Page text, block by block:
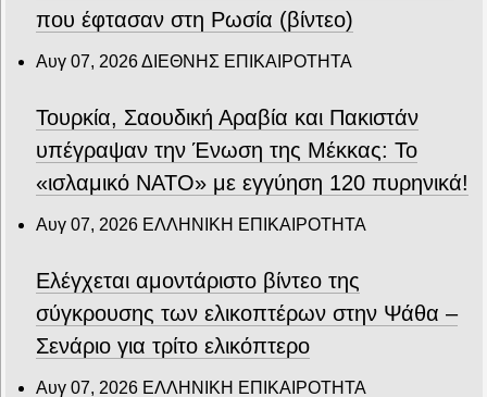
που έφτασαν στη Ρωσία (βίντεο)
Αυγ 07, 2026ΔΙΕΘΝΗΣ ΕΠΙΚΑΙΡΟΤΗΤΑ
Τουρκία, Σαουδική Αραβία και Πακιστάν
υπέγραψαν την Ένωση της Μέκκας: Το
«ισλαμικό ΝΑΤΟ» με εγγύηση 120 πυρηνικά!
Αυγ 07, 2026 ΕΛΛΗΝΙΚΗ ΕΠΙΚΑΙΡΟΤΗΤΑ
Ελέγχεται αμοντάριστο βίντεο της
σύγκρουσης των ελικοπτέρων στην Ψάθα –
Σενάριο για τρίτο ελικόπτερο
Αυγ 07, 2026 ΕΛΛΗΝΙΚΗ ΕΠΙΚΑΙΡΟΤΗΤΑ